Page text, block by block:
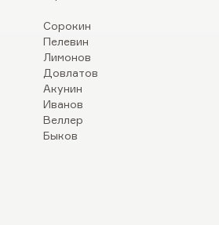
Сорокин
Пелевин
Лимонов
Довлатов
Акунин
Иванов
Веллер
Быков